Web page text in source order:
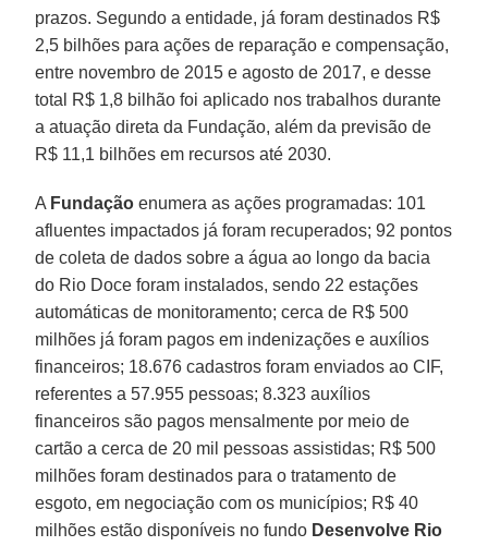
prazos. Segundo a entidade, já foram destinados R$
2,5 bilhões para ações de reparação e compensação,
entre novembro de 2015 e agosto de 2017, e desse
total R$ 1,8 bilhão foi aplicado nos trabalhos durante
a atuação direta da Fundação, além da previsão de
R$ 11,1 bilhões em recursos até 2030.
A Fundação enumera as ações programadas: 101
afluentes impactados já foram recuperados; 92 pontos
de coleta de dados sobre a água ao longo da bacia
do Rio Doce foram instalados, sendo 22 estações
automáticas de monitoramento; cerca de R$ 500
milhões já foram pagos em indenizações e auxílios
financeiros; 18.676 cadastros foram enviados ao CIF,
referentes a 57.955 pessoas; 8.323 auxílios
financeiros são pagos mensalmente por meio de
cartão a cerca de 20 mil pessoas assistidas; R$ 500
milhões foram destinados para o tratamento de
esgoto, em negociação com os municípios; R$ 40
milhões estão disponíveis no fundo Desenvolve Rio